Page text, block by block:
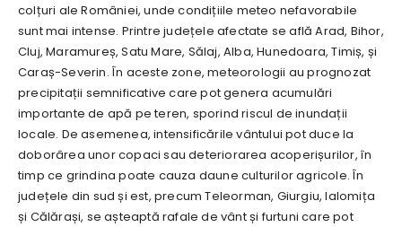
colțuri ale României, unde condițiile meteo nefavorabile
sunt mai intense. Printre județele afectate se află Arad, Bihor,
Cluj, Maramureș, Satu Mare, Sălaj, Alba, Hunedoara, Timiș, și
Caraș-Severin. În aceste zone, meteorologii au prognozat
precipitații semnificative care pot genera acumulări
importante de apă pe teren, sporind riscul de inundații
locale. De asemenea, intensificările vântului pot duce la
doborârea unor copaci sau deteriorarea acoperișurilor, în
timp ce grindina poate cauza daune culturilor agricole. În
județele din sud și est, precum Teleorman, Giurgiu, Ialomița
și Călărași, se așteaptă rafale de vânt și furtuni care pot